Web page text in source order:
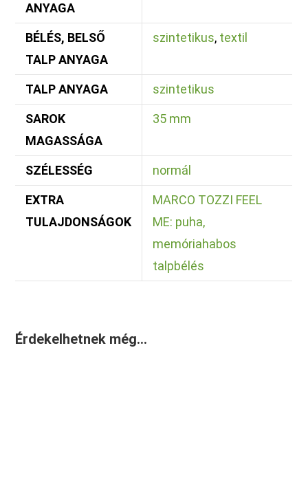
ANYAGA
BÉLÉS, BELSŐ
TALP ANYAGA
szintetikus, textil
TALP ANYAGA szintetikus
SAROK
MAGASSÁGA
35 mm
SZÉLESSÉG normál
EXTRA
TULAJDONSÁGOK
MARCO TOZZI FEEL
ME: puha,
memóriahabos
talpbélés
Érdekelhetnek még…